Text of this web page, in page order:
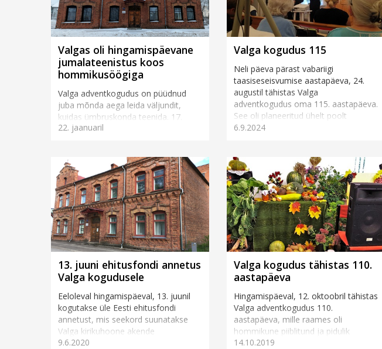
Valgas oli hingamispäevane
jumalateenistus koos
hommikusöögiga
Valga adventkogudus on püüdnud
juba mõnda aega leida väljundit,
kuidas ümbruskonda teenida. 17.
jaanuaril katsime jumalateenistuse
22. jaanuaril
Valga kogudus 115
Neli päeva pärast vabariigi
taasiseseisvumise aastapäeva, 24.
augustil tähistas Valga
adventkogudus oma 115. aastapäeva.
See oli planeeritud ühelt poolt
kogunemiseks kogu...
6.9.2024
13. juuni ehitusfondi annetus
Valga kogudusele
Eeloleval hingamispäeval, 13. juunil
kogutakse üle Eesti ehitusfondi
annetust, mis seekord suunatakse
Valga kirikuhoone akende
vahetamisse. Samal otstarbel
9.6.2020
Valga kogudus tähistas 110.
aastapäeva
Hingamispäeval, 12. oktoobril tähistas
Valga adventkogudus 110.
aastapäeva, mille raames oli
hommikune piiblitund ja pidulik
jumalateenistus ning pärastlõunane
14.10.2019